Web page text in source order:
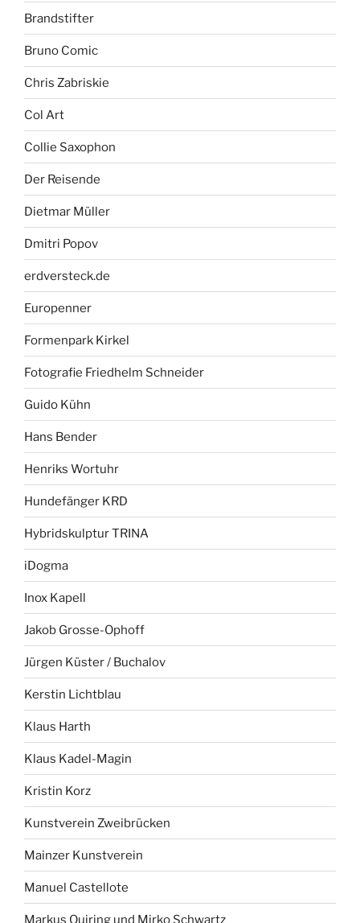
Brandstifter
Bruno Comic
Chris Zabriskie
Col Art
Collie Saxophon
Der Reisende
Dietmar Müller
Dmitri Popov
erdversteck.de
Europenner
Formenpark Kirkel
Fotografie Friedhelm Schneider
Guido Kühn
Hans Bender
Henriks Wortuhr
Hundefänger KRD
Hybridskulptur TRINA
iDogma
Inox Kapell
Jakob Grosse-Ophoff
Jürgen Küster / Buchalov
Kerstin Lichtblau
Klaus Harth
Klaus Kadel-Magin
Kristin Korz
Kunstverein Zweibrücken
Mainzer Kunstverein
Manuel Castellote
Markus Quiring und Mirko Schwartz